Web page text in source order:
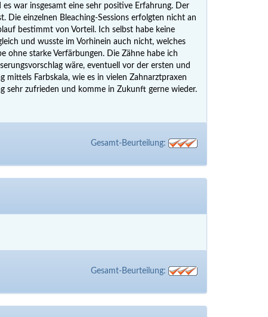
war insgesamt eine sehr positive Erfahrung. Der
Die einzelnen Bleaching-Sessions erfolgten nicht an
bestimmt von Vorteil. Ich selbst habe keine
und wusste im Vorhinein auch nicht, welches
ohne starke Verfärbungen. Die Zähne habe ich
wäre, eventuell vor der ersten und
Farbskala, wie es in vielen Zahnarztpraxen
sehr zufrieden und komme in Zukunft gerne wieder.
Gesamt-Beurteilung:
Gesamt-Beurteilung: